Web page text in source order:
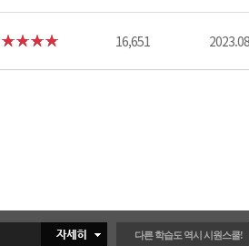
16,651
다른 학습도 역시 시원스쿨!